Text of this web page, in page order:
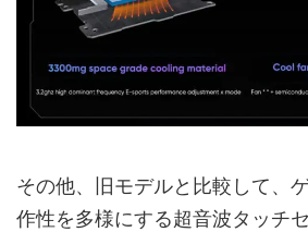
その他、旧モデルと比較して、
作性を多様にする超音波タッチ